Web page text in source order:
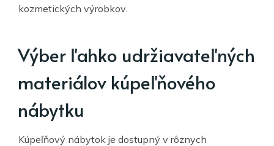
kozmetických výrobkov.
Výber ľahko udržiavateľných
materiálov kúpeľňového
nábytku
Kúpeľňový nábytok je dostupný v rôznych